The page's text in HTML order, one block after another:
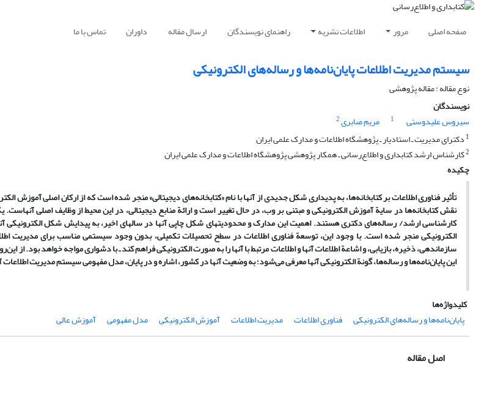
صفحه اصلی مرور اطلاعات نشریه راهنمای نویسندگان ارسال مقاله داوران تماس با ما
سیستم مدیریت اطلاعات پایان‌نامه‌ها و رساله‌های الکترونیکی
نوع مقاله : مقاله پژوهشی
نویسندگان
سیروس علیدوستی
1 مریم صابری2
1 دکترای مدیریت ـ استادیار ـ پژوهشگاه اطلاعات و مدارک علمی ایران
2کارشناس ارشد کتابداری و اطلاع‌رسانی ـ همکار پژوهشی پژوهشگاه اطلاعات و مدارک علمی ایران
چکیده
تأثیر فناوری اطلاعات بر کتابخانه‌ها، به پدیداری شکل جدیدی از آنها با نام «کتابخانه‌های دیجیتالی» منجر شده است که از ارکان اصلی آموزش
نقش کتابخانه‌ها در سایة آموزش الکترونیکی و مبتنی بر وب، در حال تغییر است و ارائة منابع دیجیتالی، در این محیط از وظایف اصلی آنهاست.
کارشناسی ارشد/ رساله‌های دکتری هستند. اهمیت این مدارک و محدودیتهای شکل چاپی آنها در سالهای اخیر، به پیدایش شکل الکترونیکی
الکترونیکی منجر شده است. با وجود این،توسعة فناوری اطلاعات در سطح تحصیلات تکمیلی، بدون وجود سیستمی مناسب برای مدیریت
سازماندهی، ذخیره، بازیابی، و اشاعة اطلاعات آنها و اطلاعات مرتبط با آنها را به صورت الکترونیکی فراهم کند ـ با دشواری مواجه خواهد بود. از
این پایان‌نامه‌ها و رساله‌ها، گونة الکترونیکی آنها معرفی می‌شود؛ به وضعیت آنها در کشور، اشاره و در پایان، مدل مفهومی سیستم مدیریت اطلاعات
کلیدواژه‌ها
پایان‌نامه‌ها و رساله‌های الکترونیکی
فناوری اطلاعات مدیریت اطلاعات آموزش الکترونیکی مدل مفهومی آموزش عالی
اصل مقاله